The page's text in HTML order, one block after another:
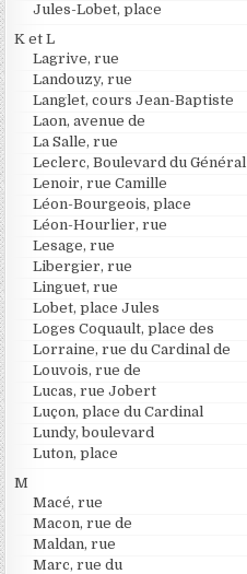
Jules-Lobet, place
K et L
Lagrive, rue
Landouzy, rue
Langlet, cours Jean-Baptiste
Laon, avenue de
La Salle, rue
Leclerc, Boulevard du Général
Lenoir, rue Camille
Léon-Bourgeois, place
Léon-Hourlier, rue
Lesage, rue
Libergier, rue
Linguet, rue
Lobet, place Jules
Loges Coquault, place des
Lorraine, rue du Cardinal de
Louvois, rue de
Lucas, rue Jobert
Luçon, place du Cardinal
Lundy, boulevard
Luton, place
M
Macé, rue
Macon, rue de
Maldan, rue
Marc, rue du